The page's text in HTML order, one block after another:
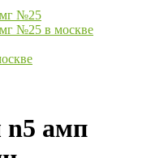
№25
№25 в москве
n5 амп